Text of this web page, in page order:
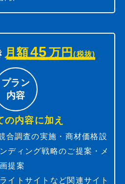
月額45万円(税抜)
プラン
内容
内容に加え
合調査の実施・商材価格設
ディング戦略のご提案・メ
提案
イトサイトなど関連サイト